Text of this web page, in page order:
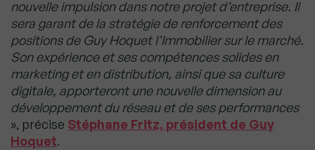
nouvelle impulsion dans notre projet d’entreprise. Il
sera garant de la stratégie de renforcement des
positions de Guy Hoquet l’Immobilier sur le marché.
Son expérience et ses compétences solides en
marketing et en distribution, ainsi que sa culture
digitale, apporteront une nouvelle dimension au
développement du réseau et de ses performances
», précise Stéphane Fritz, président de Guy
Hoquet.